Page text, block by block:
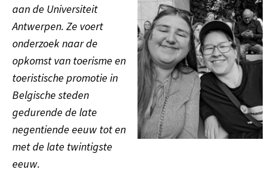
aan de Universiteit
Antwerpen. Ze voert
onderzoek naar de
opkomst van toerisme en
toeristische promotie in
Belgische steden
gedurende de late
negentiende eeuw tot en
met de late twintigste
eeuw.